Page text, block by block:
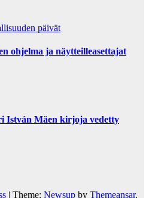
päivät
ohjelma ja näytteilleasettajat
István Mäen kirjoja vedetty
| Theme: Newsup by Themeansar.